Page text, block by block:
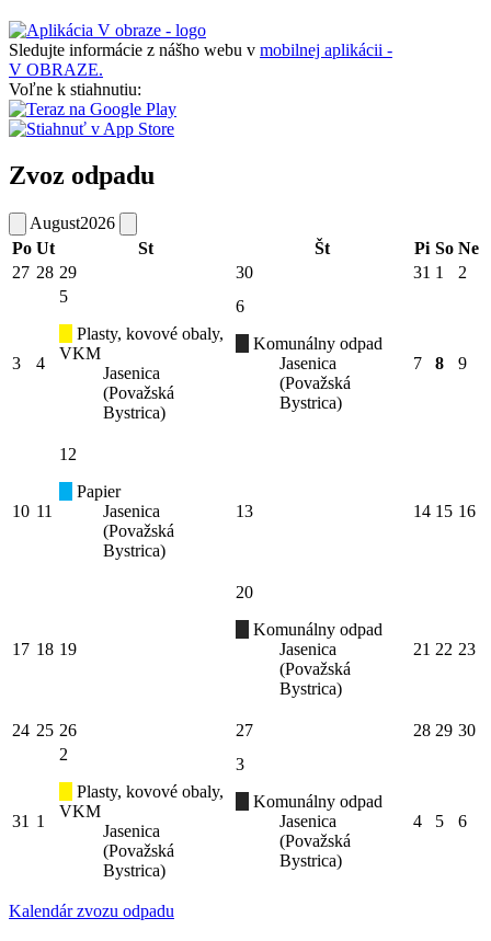
Sledujte informácie z nášho webu v mobilnej aplikácii -
V OBRAZE.
Voľne k stiahnutiu:
Zvoz odpadu
August2026
Po Ut St Št Pi So Ne
27 28 29 30 31 1 2
3 4
5
Plasty, kovové obaly,
VKM
Jasenica
(Považská
Bystrica)
6
Komunálny odpad
Jasenica
(Považská
Bystrica)
7 8 9
10 11
12
Papier
Jasenica
(Považská
Bystrica)
13 14 15 16
17 18 19
20
Komunálny odpad
Jasenica
(Považská
Bystrica)
21 22 23
24 25 26 27 28 29 30
31 1
2
Plasty, kovové obaly,
VKM
Jasenica
(Považská
Bystrica)
3
Komunálny odpad
Jasenica
(Považská
Bystrica)
4 5 6
Kalendár zvozu odpadu